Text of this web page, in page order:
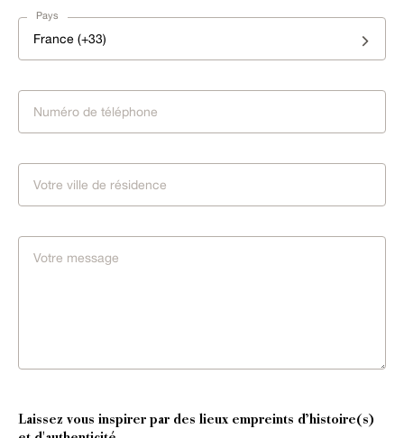
Pays
France (+33)
Laissez vous inspirer par des lieux empreints d’histoire(s)